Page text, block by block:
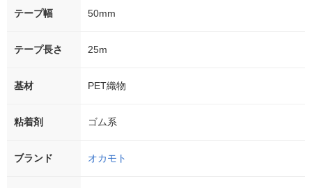
テープ幅 50mm
テープ長さ 25m
基材 PET織物
粘着剤 ゴム系
ブランド オカモト